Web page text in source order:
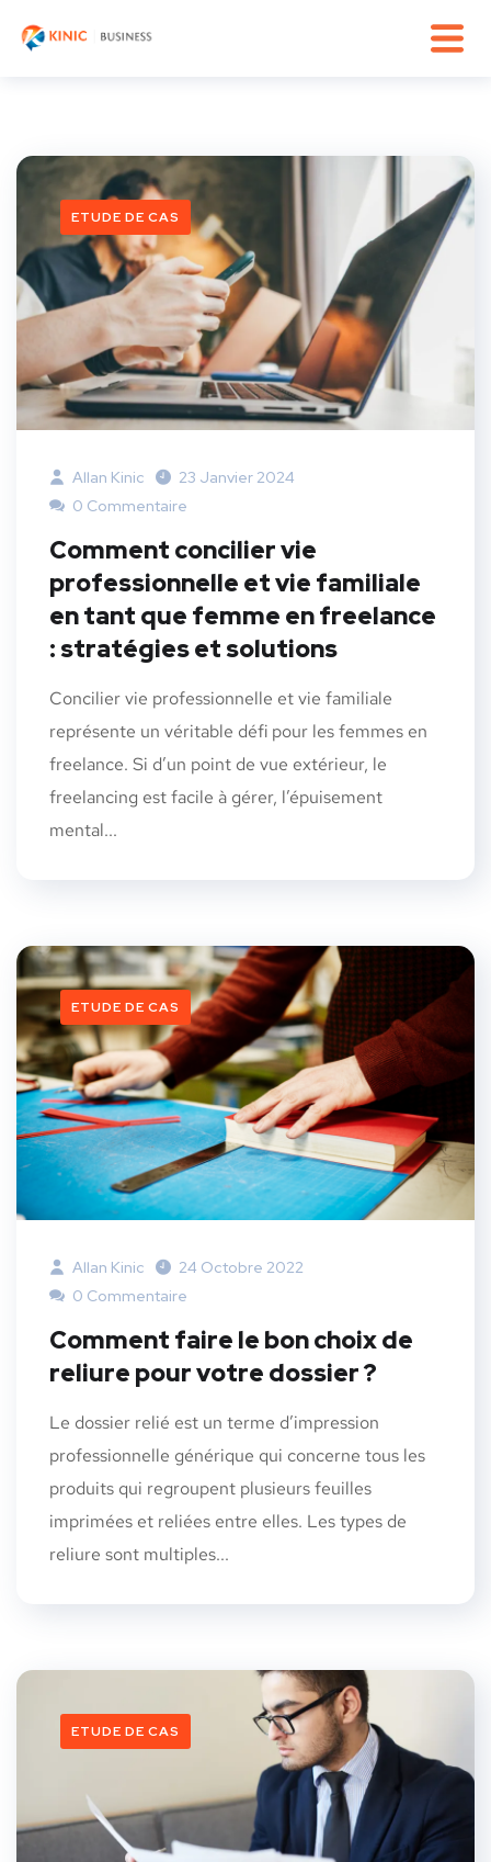
ETUDE DE CAS
Allan Kinic
23 Janvier 2024
0 Commentaire
Comment concilier vie
professionnelle et vie familiale
en tant que femme en freelance
: stratégies et solutions
Concilier vie professionnelle et vie familiale
représente un véritable défi pour les femmes en
freelance. Si d’un point de vue extérieur, le
freelancing est facile à gérer, l’épuisement
mental...
ETUDE DE CAS
Allan Kinic
24 Octobre 2022
0 Commentaire
Comment faire le bon choix de
reliure pour votre dossier ?
Le dossier relié est un terme d’impression
professionnelle générique qui concerne tous les
produits qui regroupent plusieurs feuilles
imprimées et reliées entre elles. Les types de
reliure sont multiples...
ETUDE DE CAS